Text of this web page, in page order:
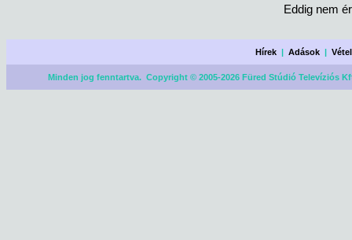
Eddig nem
Hírek |Adások |
Minden jog fenntartva. Copyright © 2005-2026 Füred Stúdió Televíziós